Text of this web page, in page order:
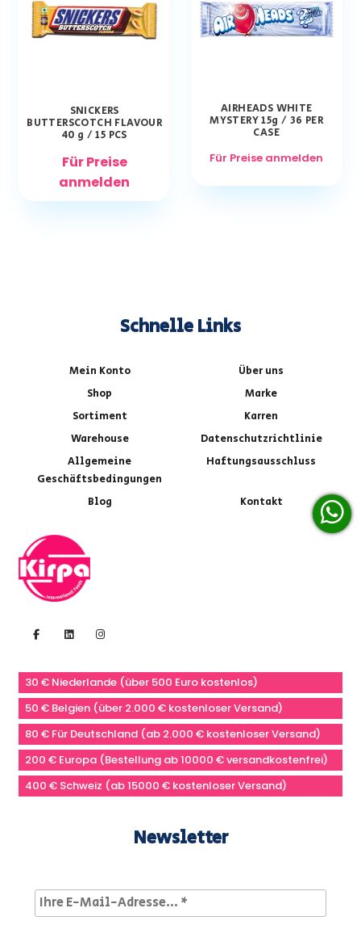
SNICKERS
BUTTERSCOTCH FLAVOUR
40 g / 15 PCS
Für Preise
anmelden
AIRHEADS WHITE
MYSTERY 15g / 36 PER
CASE
Für Preise anmelden
Schnelle Links
Mein Konto
Über uns
Shop
Marke
Sortiment
Karren
Warehouse
Datenschutzrichtlinie
Allgemeine
Geschäftsbedingungen
Haftungsausschluss
Blog Kontakt
30 € Niederlande (über 500 Euro kostenlos)
50 € Belgien (über 2.000 € kostenloser Versand)
80 € Für Deutschland (ab 2.000 € kostenloser Versand)
200 € Europa (Bestellung ab 10000 € versandkostenfrei)
400 € Schweiz (ab 15000 € kostenloser Versand)
Newsletter